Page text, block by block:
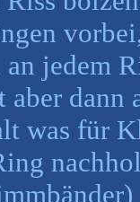
jedem
aber
was für